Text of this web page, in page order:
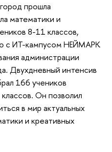
прошла
математики и
8-11 классов,
с ИТ-кампусом НЕЙМАРК
администрации
Двухдневный интенсив
166 учеников
Он позволил
в мир актуальных
и креативных